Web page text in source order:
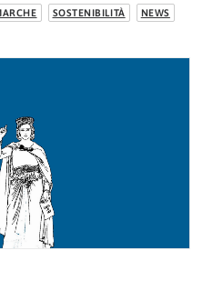
SOSTENIBILITÀ NEWS